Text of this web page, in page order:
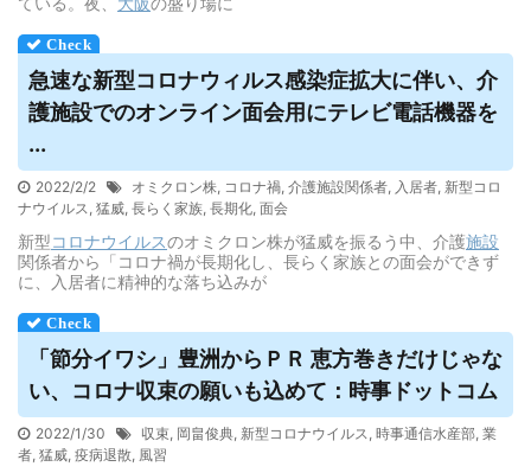
急速な新型コロナウィルス感染症拡大に伴い、介
護施設でのオンライン面会用にテレビ電話機器を
...
2022/2/2 オミクロン株, コロナ禍, 介護施設関係者, 入居者, 新型コロ
ナウイルス, 猛威, 長らく家族, 長期化, 面会
新型コロナウイルスのオミクロン株が猛威を振るう中、介護施設
関係者から「コロナ禍が長期化し、長らく家族との面会ができず
に、入居者に精神的な落ち込みが
「節分イワシ」豊洲からＰＲ 恵方巻きだけじゃな
い、コロナ収束の願いも込めて：時事ドットコム
2022/1/30 収束, 岡畠俊典, 新型コロナウイルス, 時事通信水産部, 業
者, 猛威, 疫病退散, 風習